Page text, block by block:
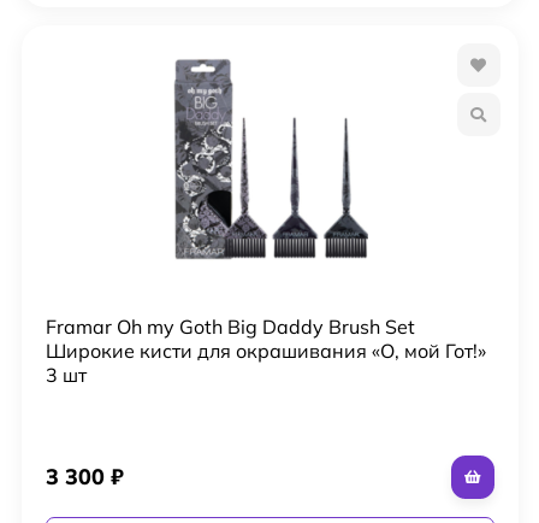
Framar Oh my Goth Big Daddy Brush Set
Широкие кисти для окрашивания «О, мой Гот!»
3 шт
3 300 ₽